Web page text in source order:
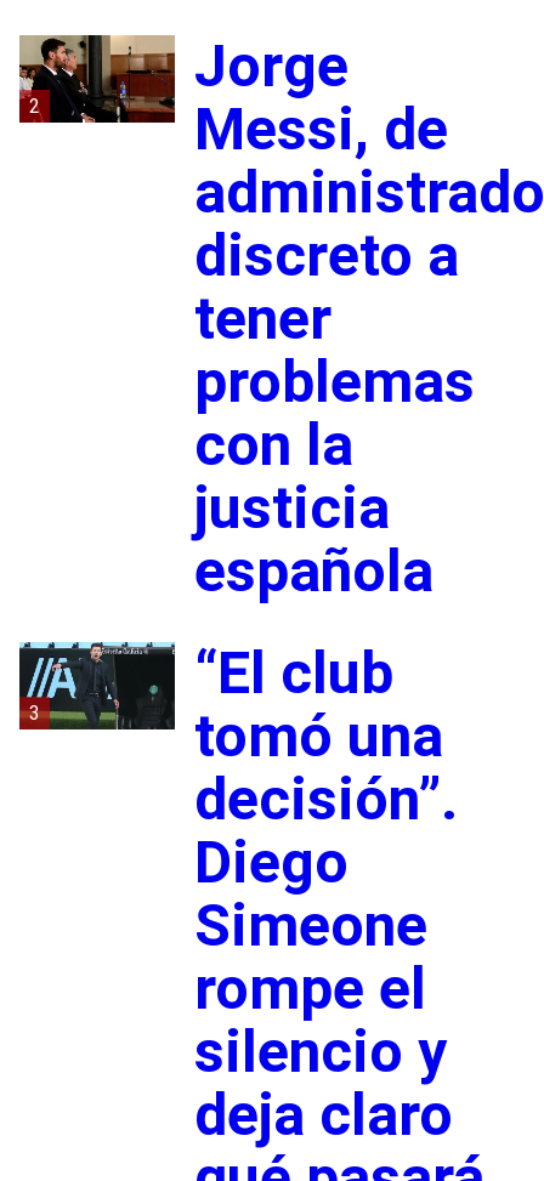
2
Jorge
Messi, de
discreto a
tener
problemas
con la
justicia
española
3
“El club
tomó una
decisión”.
Diego
Simeone
rompe el
silencio y
deja claro